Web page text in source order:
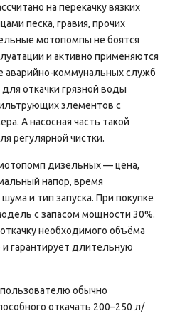
на перекачку вязких
песка, гравия, прочих
мотопомпы не боятся
и активно применяются
аварийно-коммунальных служб
откачки грязной воды
элементов с
А насосная часть такой
регулярной чистки.
дизельных — цена,
напор, время
и тип запуска. При покупке
с запасом мощности 30%.
необходимого объёма
гарантирует длительную
обычно
откачать 200–250 л/